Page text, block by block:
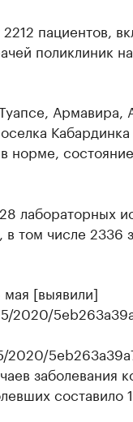
пациентов,
поликлиник
Армавира,
норме, состояние
лабораторных
том числе 2336
[выявили]
2020/
заболевания
составило